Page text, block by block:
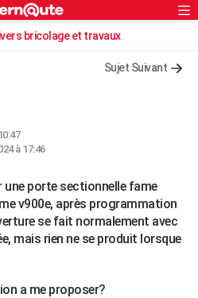
Rechercher
bricolage et travaux
Sujet Suivant
à 17:46
une porte sectionnelle fame
v900e, après programmation
se fait normalement avec
mais rien ne se produit lorsque
a me proposer?